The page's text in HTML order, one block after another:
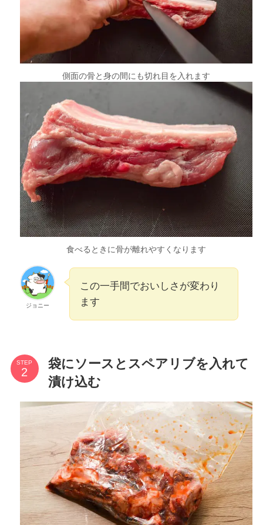
側面の骨と身の間にも切れ目を入れます
食べるときに骨が離れやすくなります
ジョニー
この一手間でおいしさが変わり
ます
STEP
袋にソースとスペアリブを入れて
漬け込む